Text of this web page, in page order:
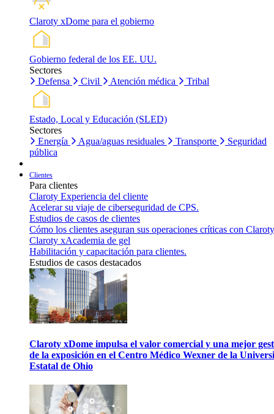
Claroty xDome para el gobierno
Gobierno federal de los EE. UU.
Sectores
Defensa
Civil Atención médica Tribal
Estado, Local y Educación (SLED)
Sectores
Energía
Agua/aguas residuales Transporte
Seguridad
pública
Clientes
Para clientes
Claroty Experiencia del cliente
Acelerar su viaje de ciberseguridad de CPS.
Estudios de casos de clientes
Cómo los clientes aseguran sus operaciones críticas con
Claroty xAcademia de gel
Habilitación y capacitación para clientes.
Estudios de casos destacados
Claroty xDome impulsa el valor comercial y una mejor
de la exposición en el Centro Médico Wexner de la
Estatal de Ohio